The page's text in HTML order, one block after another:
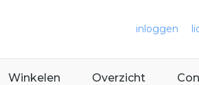
inloggen
Winkelen Overzicht